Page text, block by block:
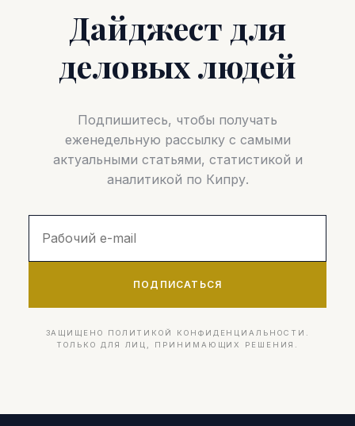
Дайджест для
деловых людей
Подпишитесь, чтобы получать
еженедельную рассылку с самыми
актуальными статьями, статистикой и
аналитикой по Кипру.
ПОДПИСАТЬСЯ
ЗАЩИЩЕНО ПОЛИТИКОЙ КОНФИДЕНЦИАЛЬНОСТИ.
ТОЛЬКО ДЛЯ ЛИЦ, ПРИНИМАЮЩИХ РЕШЕНИЯ.